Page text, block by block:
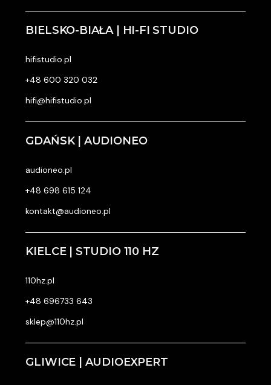
BIELSKO-BIAŁA | HI-FI STUDIO
hifistudio.pl
+48 600 320 032
hifi@hifistudio.pl
GDAŃSK | AUDIONEO
audioneo.pl
+48 698 615 124
kontakt@audioneo.pl
KIELCE | STUDIO 110 HZ
110hz.pl
+48 696733 643
sklep@110hz.pl
GLIWICE | AUDIOEXPERT